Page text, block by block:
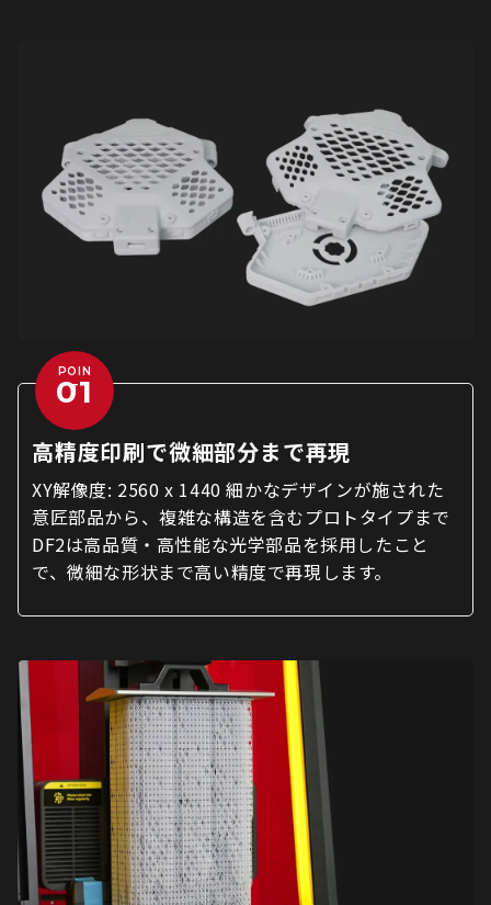
POIN
T
高精度印刷で微細部分まで再現
XY解像度: 2560 x 1440 細かなデザインが施された
意匠部品から、複雑な構造を含むプロトタイプまで
DF2は高品質・高性能な光学部品を採用したこと
で、微細な形状まで高い精度で再現します。